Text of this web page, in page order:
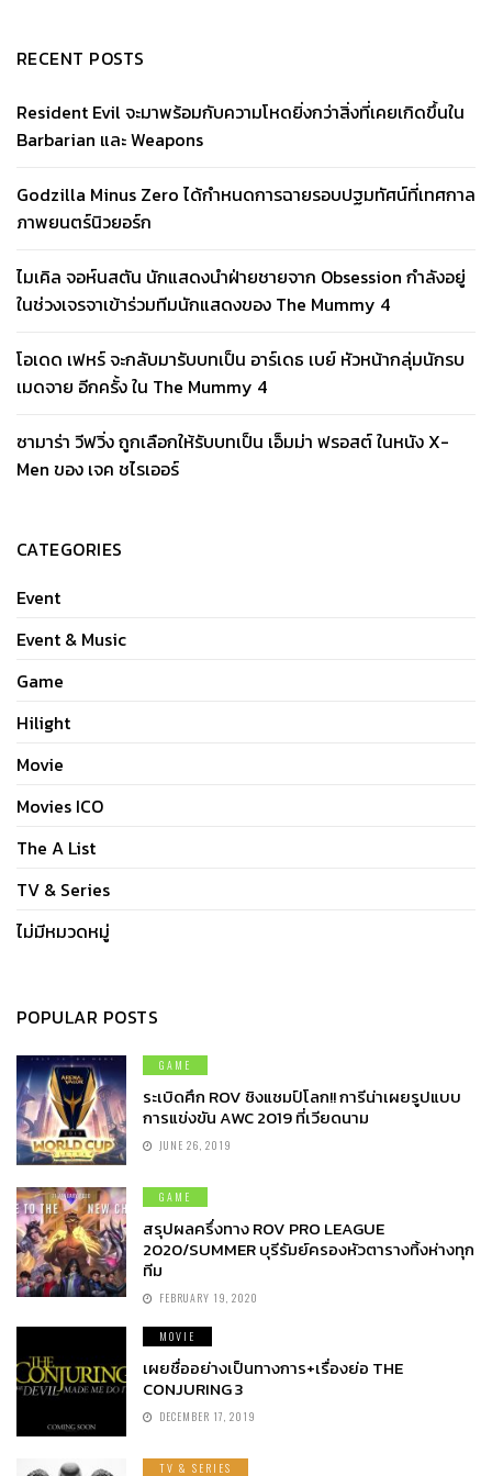
RECENT POSTS
Resident Evil จะมาพร้อมกับความโหดยิ่งกว่าสิ่งที่เคยเกิดขึ้นใน
Barbarian และ Weapons
Godzilla Minus Zero ได้กำหนดการฉายรอบปฐมทัศน์ที่เทศกาล
ภาพยนตร์นิวยอร์ก
ไมเคิล จอห์นสตัน นักแสดงนำฝ่ายชายจาก Obsession กำลังอยู่
ในช่วงเจรจาเข้าร่วมทีมนักแสดงของ The Mummy 4
โอเดด เฟหร์ จะกลับมารับบทเป็น อาร์เดธ เบย์ หัวหน้ากลุ่มนักรบ
เมดจาย อีกครั้ง ใน The Mummy 4
ซามาร่า วีฟวิ่ง ถูกเลือกให้รับบทเป็น เอ็มม่า ฟรอสต์ ในหนัง X-
Men ของ เจค ชไรเออร์
CATEGORIES
Event
Event & Music
Game
Hilight
Movie
Movies ICO
The A List
TV & Series
ไม่มีหมวดหมู่
POPULAR POSTS
GAME
ระเบิดศึก ROV ชิงแชมป์โลก!! การีน่าเผยรูปแบบ
การแข่งขัน AWC 2019 ที่เวียดนาม
JUNE 26, 2019
GAME
สรุปผลครึ่งทาง ROV PRO LEAGUE
2020/SUMMER บุรีรัมย์ครองหัวตารางทิ้งห่างทุก
ทีม
FEBRUARY 19, 2020
MOVIE
เผยชื่ออย่างเป็นทางการ+เรื่องย่อ THE
CONJURING 3
DECEMBER 17, 2019
TV & SERIES